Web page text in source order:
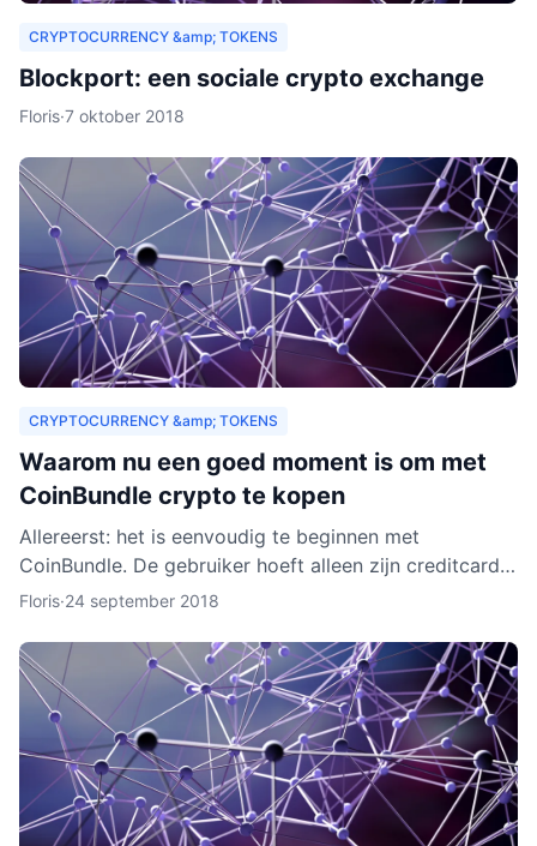
CRYPTOCURRENCY &amp; TOKENS
Blockport: een sociale crypto exchange
Floris·7 oktober 2018
CRYPTOCURRENCY &amp; TOKENS
Waarom nu een goed moment is om met
CoinBundle crypto te kopen
Allereerst: het is eenvoudig te beginnen met
CoinBundle. De gebruiker hoeft alleen zijn creditcard
te gebruiken of bankinformatie op te geven, een paar
Floris·24 september 2018